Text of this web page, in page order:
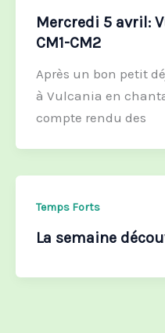
Mercredi 5 avril:
CM1-CM2
Après un bon petit
à Vulcania en
compte rendu des
Temps Forts
La semaine